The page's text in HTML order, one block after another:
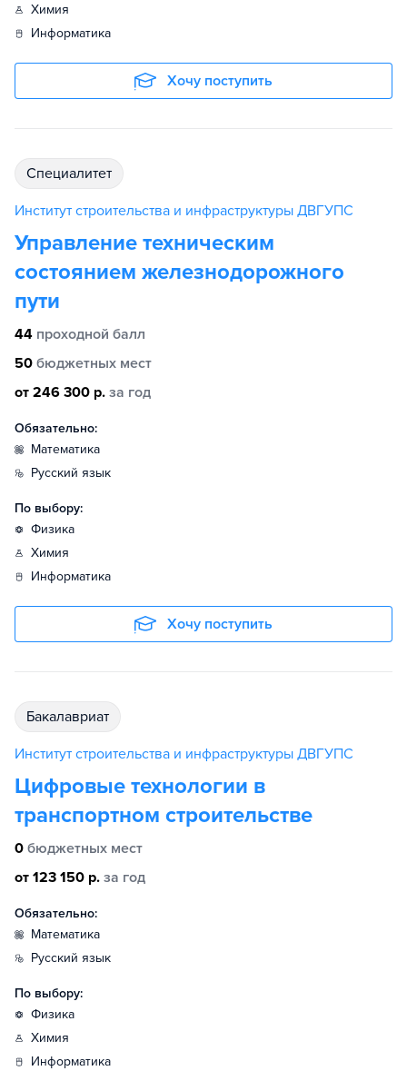
химия
информатика
Хочу поступить
специалитет
Институт строительства и инфраструктуры ДВГУПС
Управление техническим
состоянием железнодорожного
пути
44 проходной балл
50 бюджетных мест
от 246 300 р. за год
Обязательно:
математика
русский язык
По выбору:
физика
химия
информатика
Хочу поступить
бакалавриат
Институт строительства и инфраструктуры ДВГУПС
Цифровые технологии в
транспортном строительстве
0 бюджетных мест
от 123 150 р. за год
Обязательно:
математика
русский язык
По выбору:
физика
химия
информатика